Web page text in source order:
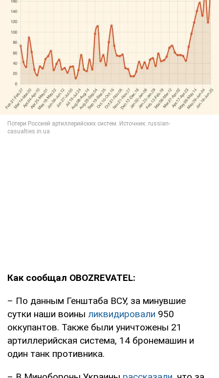
Как сообщал OBOZREVATEL:
– По данным Генштаба ВСУ, за минувшие
сутки наши воины ликвидировали 950
оккупантов. Также были уничтожены 21
артиллерийская система, 14 бронемашин и
один танк противника.